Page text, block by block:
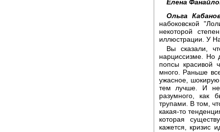
Елена
Ольга
набоковской
некоторой
иллюстрации. У
Вы сказали,
нарциссизме. Но
попсы красивой
много. Раньше
ужасное,
тем лучше. И
разумного, как
трупами. В том,
какая-то
которая
кажется, кризис